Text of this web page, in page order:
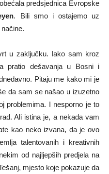
predsjednica Evropske
. Bili smo i ostajemo uz
u zaključku. Iako sam kroz
pratio dešavanja u Bosni i
Pitaju me kako mi je
da sam se našao u izuzetno
problemima. I nesporno je to
Ali istina je, a nekada vam
kao neko izvana, da je ovo
talentovanih i kreativnih
od najljepših predjela na
mjesto koje pokazuje da